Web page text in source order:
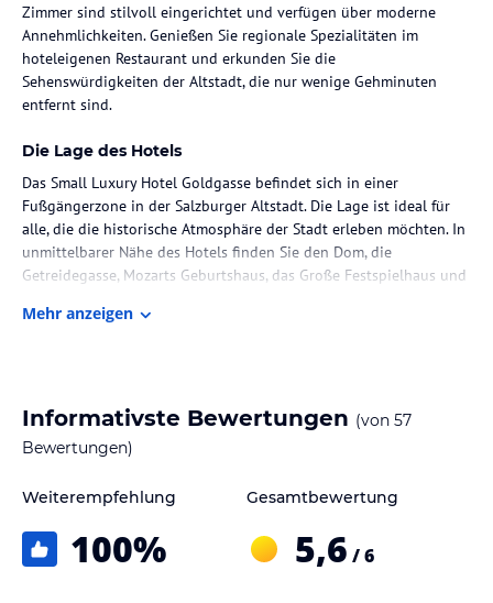
Zimmer sind stilvoll eingerichtet und verfügen über moderne
Annehmlichkeiten. Genießen Sie regionale Spezialitäten im
hoteleigenen Restaurant und erkunden Sie die
Sehenswürdigkeiten der Altstadt, die nur wenige Gehminuten
entfernt sind.
Die Lage des Hotels
Das Small Luxury Hotel Goldgasse befindet sich in einer
Fußgängerzone in der Salzburger Altstadt. Die Lage ist ideal für
alle, die die historische Atmosphäre der Stadt erleben möchten. In
unmittelbarer Nähe des Hotels finden Sie den Dom, die
Getreidegasse, Mozarts Geburtshaus, das Große Festspielhaus und
Sehenswürdigkeiten bequem zu Fuß zu erreichen. Der Flughafen
Das Small Luxury Hotel Goldgasse verfügt über 16
Nichtraucherzimmer, die alle individuell gestaltet sind. Jedes
über eine Dusche oder eine Badewanne verfügt. Zur Ausstattung
Anfrage sind Ventilatoren von Dyson erhältlich, um an heißen
Tagen für angenehme Temperaturen zu sorgen.
Mehr anzeigen
Informativste Bewertungen (von 57
Bewertungen)
Weiterempfehlung
100%
Gesamtbewertung
5,6 / 6